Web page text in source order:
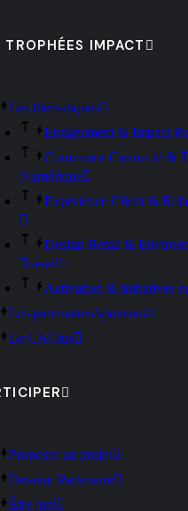
TROPHÉES IMPACT
Les thématiques
Engagement & Impact
Commerce Connecté &
Numérique
Expérience Client &
Design Retail &
Travail
Activation & Initiatives
Les partenaires/sponsors
Le CACtus
Proposer un projet
Devenir Partenaire
Être juré